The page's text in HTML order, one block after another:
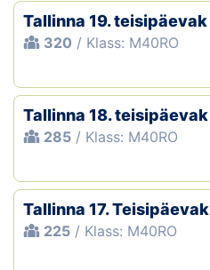
Tallinna 19. teisipäevak
320 / Klass: M40RO
Tallinna 18. teisipäevak
285 / Klass: M40RO
Tallinna 17. Teisipäevak
225 / Klass: M40RO